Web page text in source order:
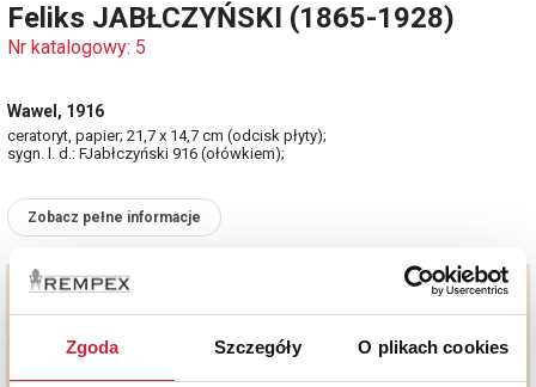
Zgoda Szczegóły O plikach cookies
Feliks JABŁCZYŃSKI (1865-1928)
Nr katalogowy: 5
Wawel, 1916
ceratoryt, papier; 21,7 x 14,7 cm (odcisk płyty);
sygn. l. d.: FJabłczyński 916 (ołówkiem);
Zobacz pełne informacje